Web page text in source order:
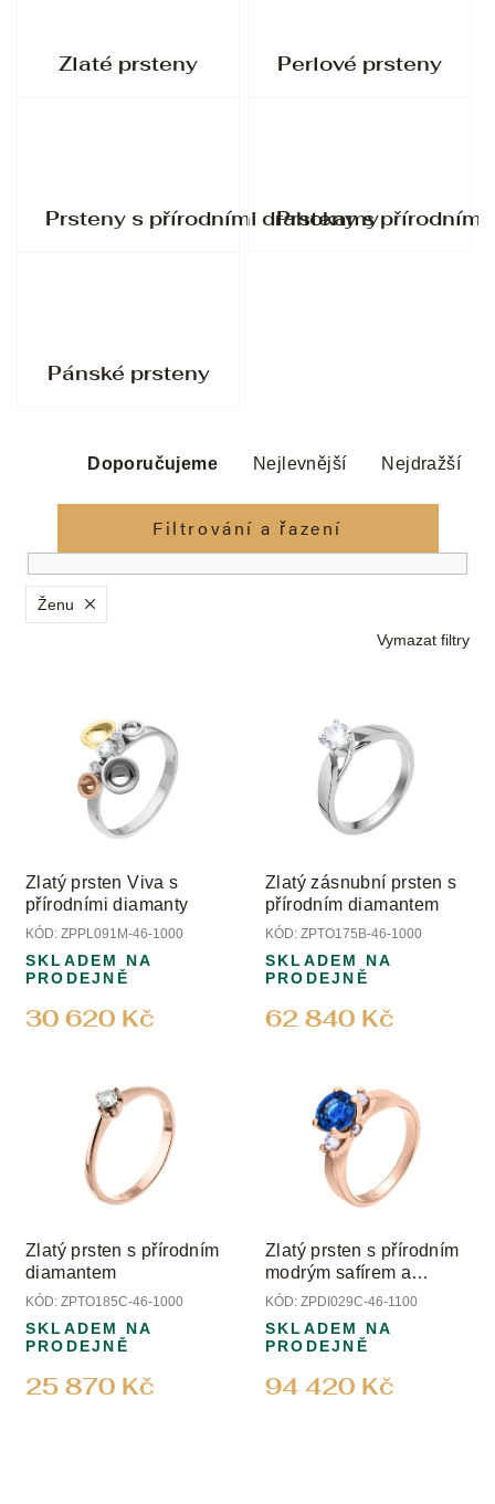
Zlaté prsteny Perlové prsteny
Prsteny s přírodními drahokamyPrsteny s přírodními
Pánské prsteny
z
n
í
p
r
k
ů
Doporučujeme Nejlevnější Nejdražší
Filtrování a řazení
Ženu
Vymazat filtry
o
d
u
k
ů
Zlatý prsten Viva s
přírodními diamanty
KÓD: ZPPL091M-46-1000
30 620 Kč
SKLADEM NA
PRODEJNĚ
Zlatý zásnubní prsten s
přírodním diamantem
KÓD: ZPTO175B-46-1000
62 840 Kč
SKLADEM NA
PRODEJNĚ
Zlatý prsten s přírodním
diamantem
KÓD: ZPTO185C-46-1000
25 870 Kč
SKLADEM NA
PRODEJNĚ
Zlatý prsten s přírodním
modrým safírem a
diamanty
KÓD: ZPDI029C-46-1100
94 420 Kč
SKLADEM NA
PRODEJNĚ